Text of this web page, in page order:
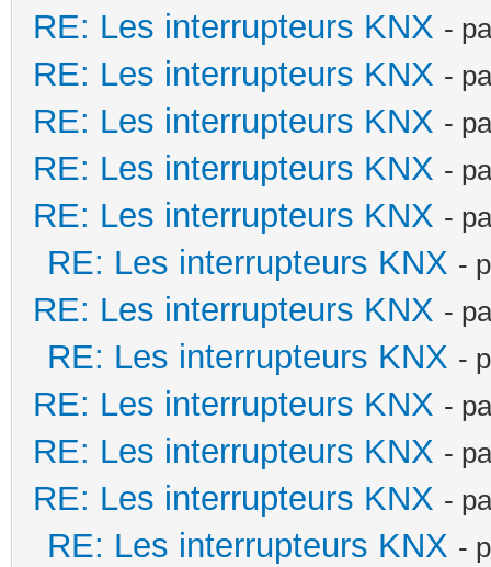
RE: Les interrupteurs KNX -
RE: Les interrupteurs KNX -
RE: Les interrupteurs KNX -
RE: Les interrupteurs KNX -
RE: Les interrupteurs KNX -
RE: Les interrupteurs KNX -
RE: Les interrupteurs KNX -
RE: Les interrupteurs KNX -
RE: Les interrupteurs KNX -
RE: Les interrupteurs KNX -
RE: Les interrupteurs KNX -
RE: Les interrupteurs KNX -